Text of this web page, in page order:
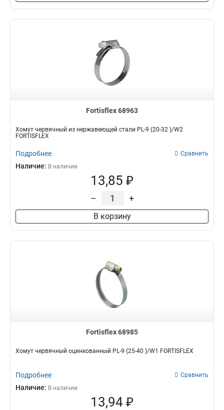
Fortisflex 68963
Хомут червячный из нержавеющей стали PL-9 (20-32 )/W2
FORTISFLEX
Подробнее Сравнить
Наличие: В наличии
13,85 ₽
– +
В корзину
Fortisflex 68985
Хомут червячный оцинкованный PL-9 (25-40 )/W1 FORTISFLEX
Подробнее Сравнить
Наличие: В наличии
13,94 ₽